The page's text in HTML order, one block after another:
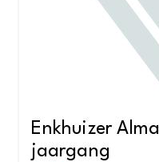
Enkhuizer
jaargang